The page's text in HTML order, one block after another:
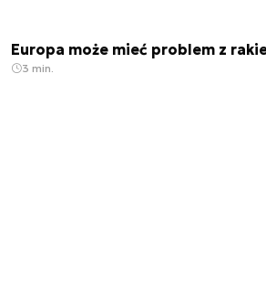
Europa może mieć problem z
3 min.